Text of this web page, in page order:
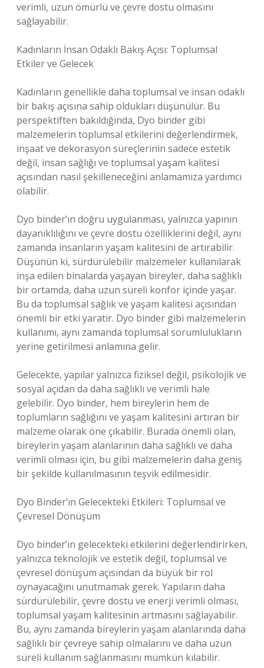
verimli, uzun ömürlü ve çevre dostu olmasını
sağlayabilir.
Kadınların İnsan Odaklı Bakış Açısı: Toplumsal
Etkiler ve Gelecek
Kadınların genellikle daha toplumsal ve insan odaklı
bir bakış açısına sahip oldukları düşünülür. Bu
perspektiften bakıldığında, Dyo binder gibi
malzemelerin toplumsal etkilerini değerlendirmek,
inşaat ve dekorasyon süreçlerinin sadece estetik
değil, insan sağlığı ve toplumsal yaşam kalitesi
açısından nasıl şekilleneceğini anlamamıza yardımcı
olabilir.
Dyo binder’ın doğru uygulanması, yalnızca yapının
dayanıklılığını ve çevre dostu özelliklerini değil, aynı
zamanda insanların yaşam kalitesini de artırabilir.
Düşünün ki, sürdürülebilir malzemeler kullanılarak
inşa edilen binalarda yaşayan bireyler, daha sağlıklı
bir ortamda, daha uzun süreli konfor içinde yaşar.
Bu da toplumsal sağlık ve yaşam kalitesi açısından
önemli bir etki yaratır. Dyo binder gibi malzemelerin
kullanımı, aynı zamanda toplumsal sorumlulukların
yerine getirilmesi anlamına gelir.
Gelecekte, yapılar yalnızca fiziksel değil, psikolojik ve
sosyal açıdan da daha sağlıklı ve verimli hale
gelebilir. Dyo binder, hem bireylerin hem de
toplumların sağlığını ve yaşam kalitesini artıran bir
malzeme olarak öne çıkabilir. Burada önemli olan,
bireylerin yaşam alanlarının daha sağlıklı ve daha
verimli olması için, bu gibi malzemelerin daha geniş
bir şekilde kullanılmasının teşvik edilmesidir.
Dyo Binder’ın Gelecekteki Etkileri: Toplumsal ve
Çevresel Dönüşüm
Dyo binder’ın gelecekteki etkilerini değerlendirirken,
yalnızca teknolojik ve estetik değil, toplumsal ve
çevresel dönüşüm açısından da büyük bir rol
oynayacağını unutmamak gerek. Yapıların daha
sürdürülebilir, çevre dostu ve enerji verimli olması,
toplumsal yaşam kalitesinin artmasını sağlayabilir.
Bu, aynı zamanda bireylerin yaşam alanlarında daha
sağlıklı bir çevreye sahip olmalarını ve daha uzun
süreli kullanım sağlanmasını mümkün kılabilir.